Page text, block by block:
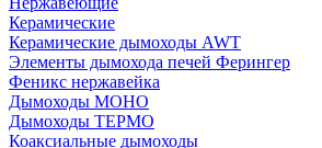
Керамические
Керамические дымоходы AWT
Элементы дымохода печей Ферингер
Феникс нержавейка
Дымоходы МОНО
Дымоходы ТЕРМО
Коаксиальные дымоходы